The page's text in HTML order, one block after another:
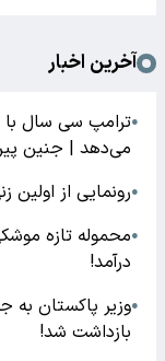
آخرین اخبار
●ترامپ سی سال
می‌دهد | جنین
●رونمایی از اولین
●محموله تازه
درآمد!
●وزیر پاکستان به
بازداشت شد!